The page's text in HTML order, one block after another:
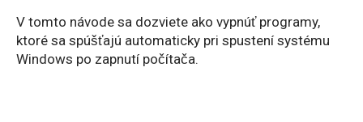
V tomto návode sa dozviete ako vypnúť programy,
ktoré sa spúšťajú automaticky pri spustení systému
Windows po zapnutí počítača.